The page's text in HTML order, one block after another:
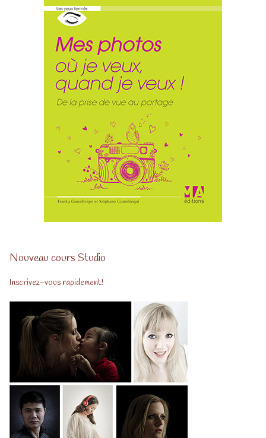
Nouveau cours Studio
Inscrivez-vous rapidement!